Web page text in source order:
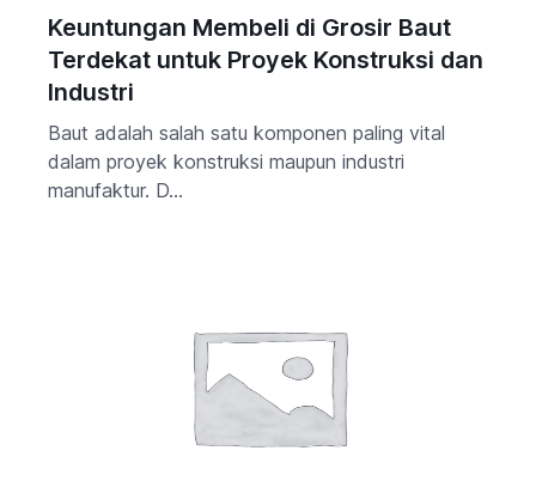
Keuntungan Membeli di Grosir Baut
Terdekat untuk Proyek Konstruksi dan
Industri
Baut adalah salah satu komponen paling vital
dalam proyek konstruksi maupun industri
manufaktur. D...